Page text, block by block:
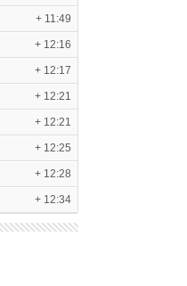
+ 11:49
+ 12:16
+ 12:17
+ 12:21
+ 12:21
+ 12:25
+ 12:28
+ 12:34